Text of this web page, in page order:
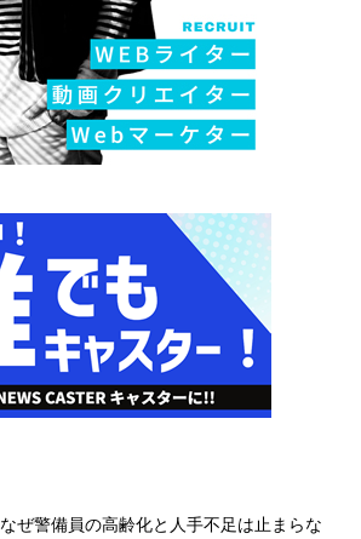
なぜ警備員の高齢化と人手不足は止まらな